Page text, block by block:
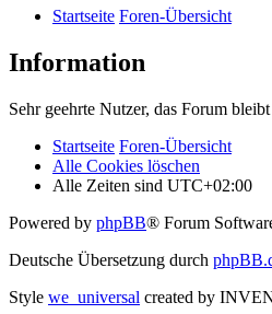
Startseite Foren-Übersicht
Information
Sehr geehrte Nutzer, das Forum
Startseite Foren-Übersicht
Alle Cookies löschen
Alle Zeiten sind UTC+02:00
Powered by phpBB® Forum
Deutsche Übersetzung durch
Style we_universal created by